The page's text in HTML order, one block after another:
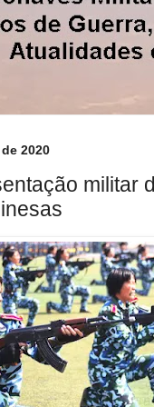
2020
militar